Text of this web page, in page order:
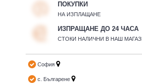
ПОКУПКИ
НА ИЗПЛАЩАНЕ
ИЗПРАЩАНЕ ДО 24 ЧАСА
СТОКИ НАЛИЧНИ В НАШ
София
с. Българене